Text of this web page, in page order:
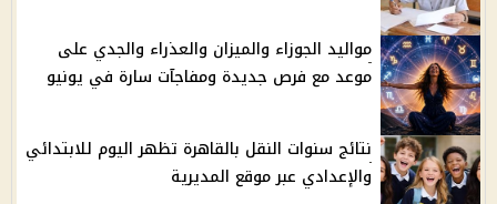
مواليد الجوزاء والميزان والعذراء والجدي على
موعد مع فرص جديدة ومفاجآت سارة في يونيو
نتائج سنوات النقل بالقاهرة تظهر اليوم للابتدائي
والإعدادي عبر موقع المديرية